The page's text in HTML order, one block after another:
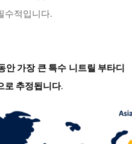
수적입니다.
안 가장 큰 특수 니트릴 부타디
로 추정됩니다.